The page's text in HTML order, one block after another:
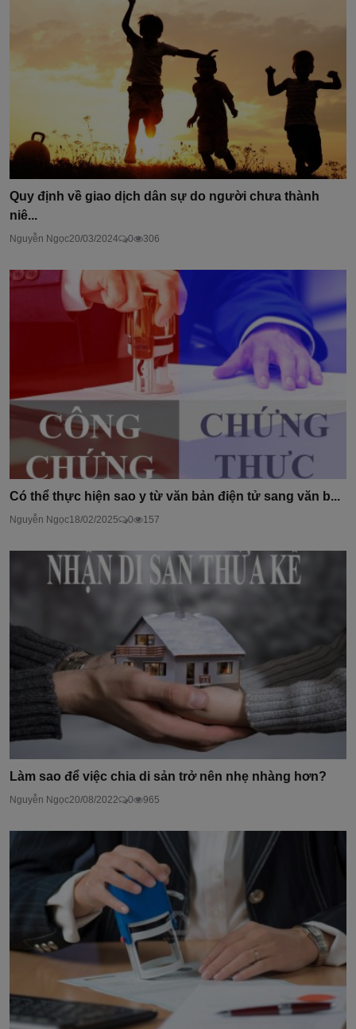
Quy định về giao dịch dân sự do người chưa thành
niê...
Nguyễn Ngọc20/03/2024 0 306
Có thể thực hiện sao y từ văn bản điện tử sang văn b...
Nguyễn Ngọc18/02/2025 0 157
Làm sao để việc chia di sản trở nên nhẹ nhàng hơn?
Nguyễn Ngọc20/08/2022 0 965